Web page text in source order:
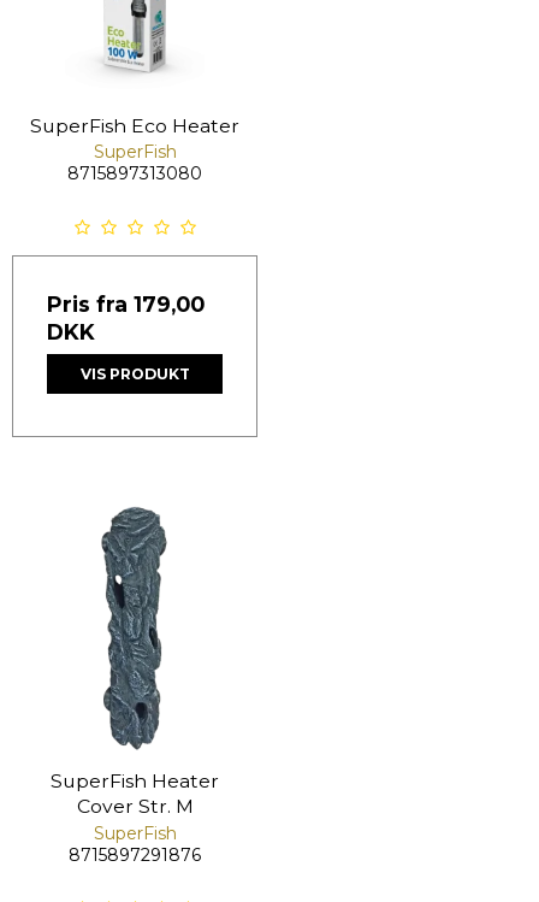
SuperFish Eco Heater
SuperFish
8715897313080
Pris fra 179,00
DKK
VIS PRODUKT
SuperFish Heater
Cover Str. M
SuperFish
8715897291876